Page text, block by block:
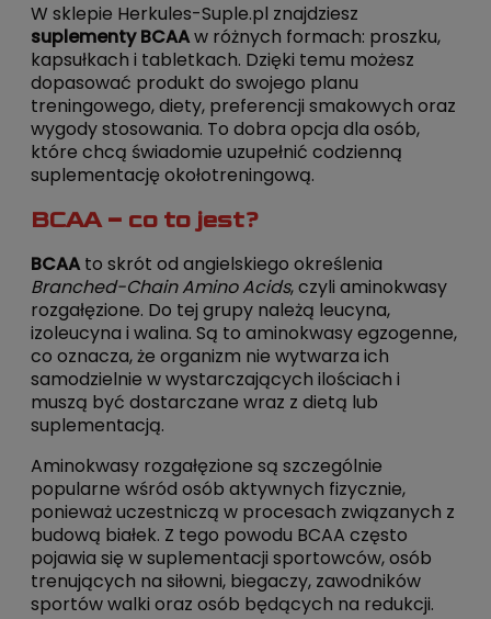
W sklepie Herkules-Suple.pl znajdziesz
suplementy BCAAw różnych formach: proszku,
kapsułkach i tabletkach. Dzięki temu możesz
dopasować produkt do swojego planu
treningowego, diety, preferencji smakowych oraz
wygody stosowania. To dobra opcja dla osób,
które chcą świadomie uzupełnić codzienną
suplementację okołotreningową.
BCAA – co to jest?
BCAAto skrót od angielskiego określenia
Branched-Chain Amino Acids, czyli aminokwasy
rozgałęzione. Do tej grupy należą leucyna,
izoleucyna i walina. Są to aminokwasy egzogenne,
co oznacza, że organizm nie wytwarza ich
samodzielnie w wystarczających ilościach i
muszą być dostarczane wraz z dietą lub
suplementacją.
Aminokwasy rozgałęzione są szczególnie
popularne wśród osób aktywnych fizycznie,
ponieważ uczestniczą w procesach związanych z
budową białek. Z tego powodu BCAA często
pojawia się w suplementacji sportowców, osób
trenujących na siłowni, biegaczy, zawodników
sportów walki oraz osób będących na redukcji.